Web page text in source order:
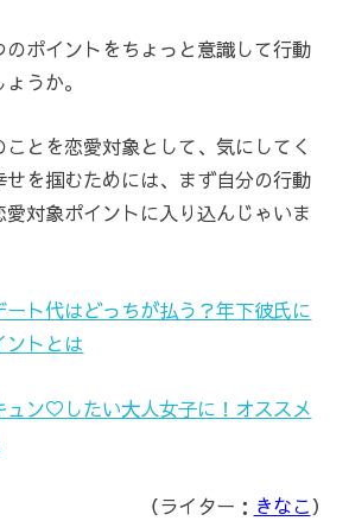
ポイントをちょっと意識して行動
うか。
とを恋愛対象として、気にしてく
を掴むためには、まず自分の行動
対象ポイントに入り込んじゃいま
ト代はどっちが払う？年下彼氏に
ントとは
ン♡したい大人女子に！オススメ
（ライター： きなこ）